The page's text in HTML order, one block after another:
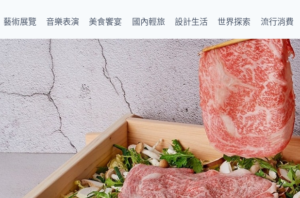
藝術展覽 音樂表演 美食饗宴 國內輕旅 設計生活 世界探索 流行消費